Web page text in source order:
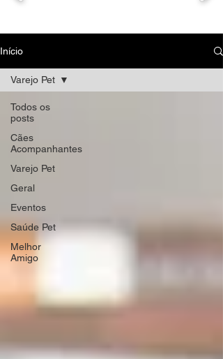
Início
Todos os
posts
Cães
Acompanhantes
Varejo Pet
Geral
Eventos
Saúde Pet
Melhor
Amigo
Varejo Pet